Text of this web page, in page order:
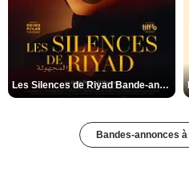
Les Silences de Riyad Bande-annonce VO STFR
Bandes-annonces